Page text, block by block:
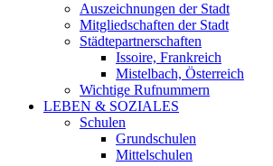
Auszeichnungen der Stadt
Mitgliedschaften der Stadt
Städtepartnerschaften
Issoire, Frankreich
Mistelbach, Österreich
Wichtige Rufnummern
LEBEN & SOZIALES
Schulen
Grundschulen
Mittelschulen